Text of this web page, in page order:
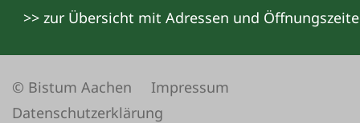
>> zur Übersicht mit Adressen und
© Bistum Aachen
Impressum
Datenschutzerklärung